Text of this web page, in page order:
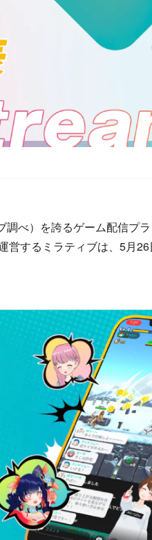
べ）を誇るゲーム配信プ
営するミラティブは、5月